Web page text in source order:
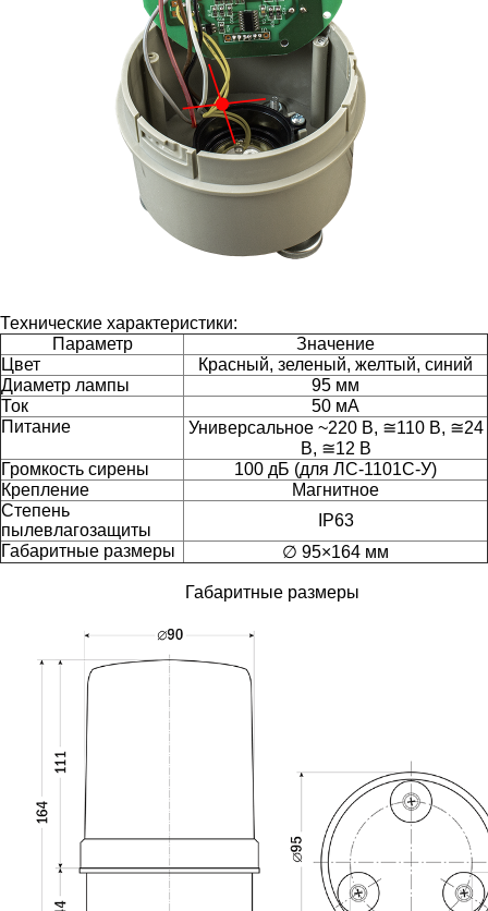
Технические характеристики:
Параметр
Значение
Цвет
Красный, зеленый, желтый, синий
Диаметр лампы
95 мм
Ток
50 мА
Питание
Универсальное ~220 В, ≅110 В, ≅24
В, ≅12 В
Громкость сирены
100 дБ (для ЛС-1101С-У)
Крепление
Магнитное
Степень
пылевлагозащиты
IP63
Габаритные размеры
∅ 95×164 мм
Габаритные размеры